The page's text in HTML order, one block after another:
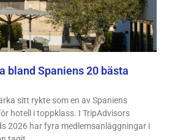
bland Spaniens 20 bästa
sitt rykte som en av Spaniens
hotell i toppklass. I TripAdvisors
2026 har fyra medlemsanläggningar i